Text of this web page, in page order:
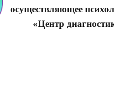
осуществляющее
«Центр